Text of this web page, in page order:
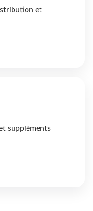
et
suppléments